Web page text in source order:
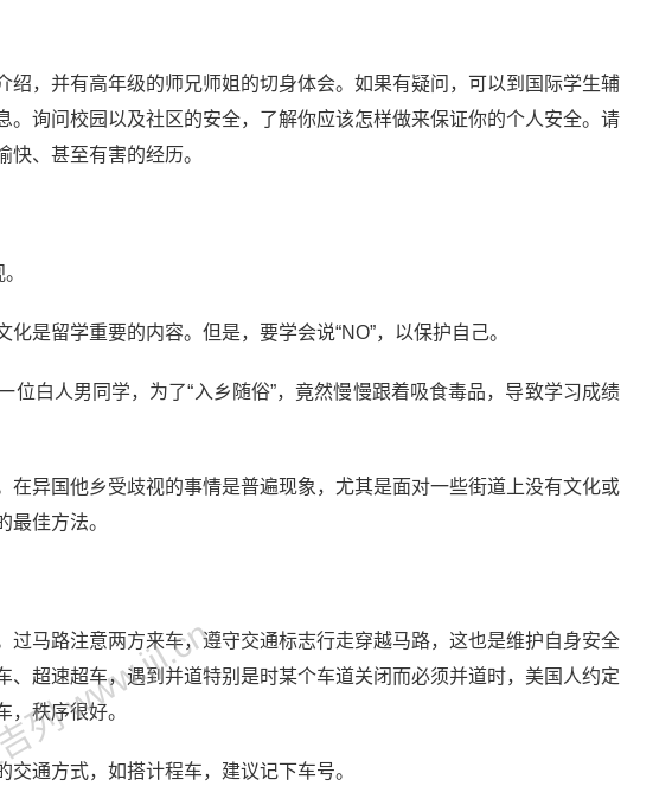
，并有高年级的师兄师姐的切身体会。如果有疑问，可以到国际学生辅
询问校园以及社区的安全，了解你应该怎样做来保证你的个人安全。请
、甚至有害的经历。
是留学重要的内容。但是，要学会说“NO”，以保护自己。
白人男同学，为了“入乡随俗”，竟然慢慢跟着吸食毒品，导致学习成绩
在异国他乡受歧视的事情是普遍现象，尤其是面对一些街道上没有文化或
佳方法。
马路注意两方来车，遵守交通标志行走穿越马路，这也是维护自身安全
超速超车，遇到并道特别是时某个车道关闭而必须并道时，美国人约定
秩序很好。
通方式，如搭计程车，建议记下车号。
www.jjl.cn